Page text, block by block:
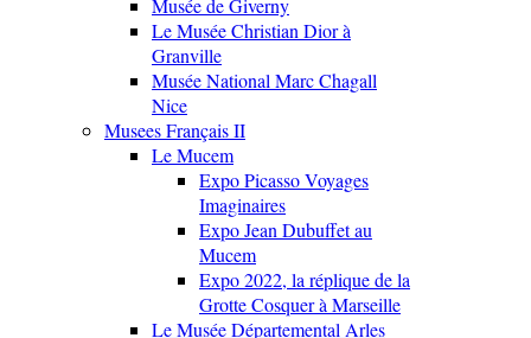
Musée de Giverny
Le Musée Christian Dior à
Granville
Musée National Marc Chagall
Nice
Musees Français II
Le Mucem
Expo Picasso Voyages
Imaginaires
Expo Jean Dubuffet au
Mucem
Expo 2022, la réplique de la
Grotte Cosquer à Marseille
Le Musée Départemental Arles